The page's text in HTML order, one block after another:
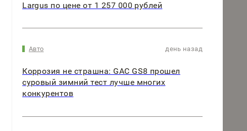
Largus по цене от 1 257 000 рублей
Авто день назад
Коррозия не страшна: GAC GS8 прошел
суровый зимний тест лучше многих
конкурентов